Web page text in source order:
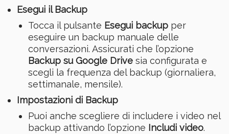
Esegui il Backup
Tocca il pulsante Esegui backup per
eseguire un backup manuale delle
conversazioni. Assicurati che l’opzione
Backup su Google Drive sia configurata e
scegli la frequenza del backup (giornaliera,
settimanale, mensile).
Impostazioni di Backup
Puoi anche scegliere di includere i video nel
backup attivando l’opzione Includi video.